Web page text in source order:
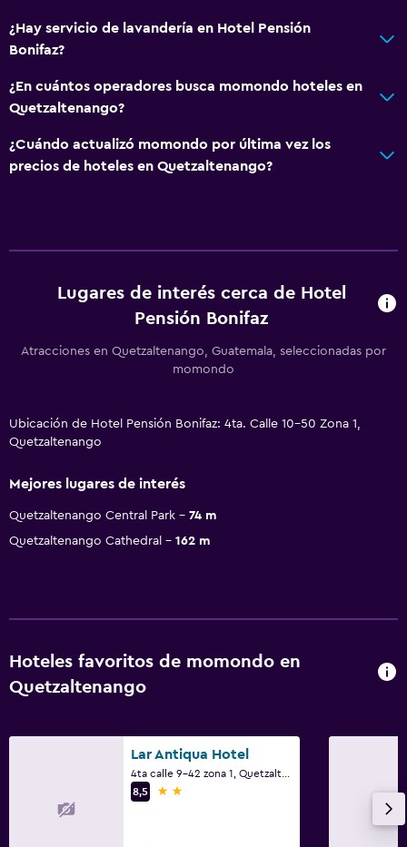
¿Hay servicio de lavandería en Hotel Pensión
Bonifaz?
¿En cuántos operadores busca momondo hoteles en
Quetzaltenango?
¿Cuándo actualizó momondo por última vez los
precios de hoteles en Quetzaltenango?
Lugares de interés cerca de Hotel
Pensión Bonifaz
Atracciones en Quetzaltenango, Guatemala, seleccionadas por
momondo
Ubicación de Hotel Pensión Bonifaz: 4ta. Calle 10-50 Zona 1,
Quetzaltenango
Mejores lugares de interés
Quetzaltenango Central Park
74 m
Quetzaltenango Cathedral
162 m
Hoteles favoritos de momondo en
Quetzaltenango
Lar Antiqua Hotel
8,5
2 estrellas